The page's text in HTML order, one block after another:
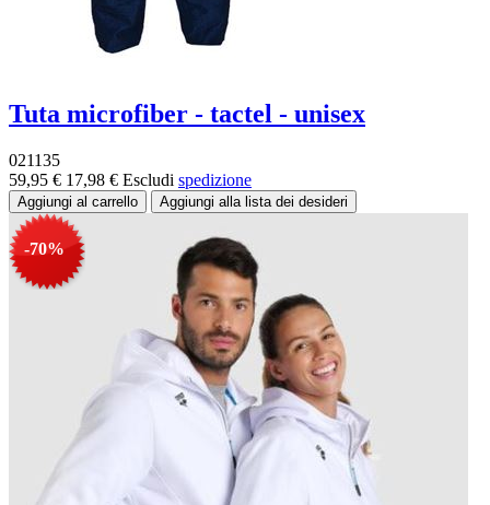
Tuta microfiber - tactel - unisex
021135
59,95 € 17,98 € Escludi spedizione
-70%